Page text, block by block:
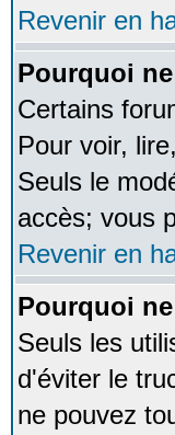
Revenir en
Pourquoi
Certains
Pour voir,
Seuls le
accès; vous
Revenir en
Pourquoi
Seuls les
d'éviter le
ne pouvez